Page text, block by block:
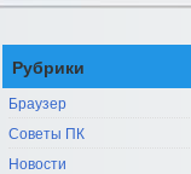
Рубрики
Браузер
Советы ПК
Новости